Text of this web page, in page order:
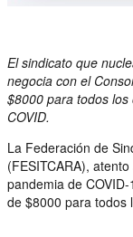
El sindicato que
negocia con el
$8000 para todos
COVID.
La Federación de
(FESITCARA),
pandemia de
de $8000 para todos